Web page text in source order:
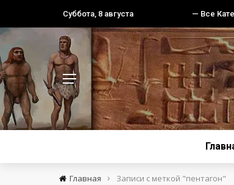
Суббота, 8 августа — Все
Главная › Записи с меткой "пентагон"